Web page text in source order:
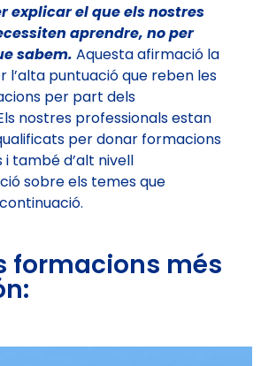
explicar el que els nostres
aprendre, no per
sabem. Aquesta afirmació la
l’alta puntuació que reben les
per part dels
nostres professionals estan
per donar formacions
també d’alt nivell
sobre els temes que
formacions més